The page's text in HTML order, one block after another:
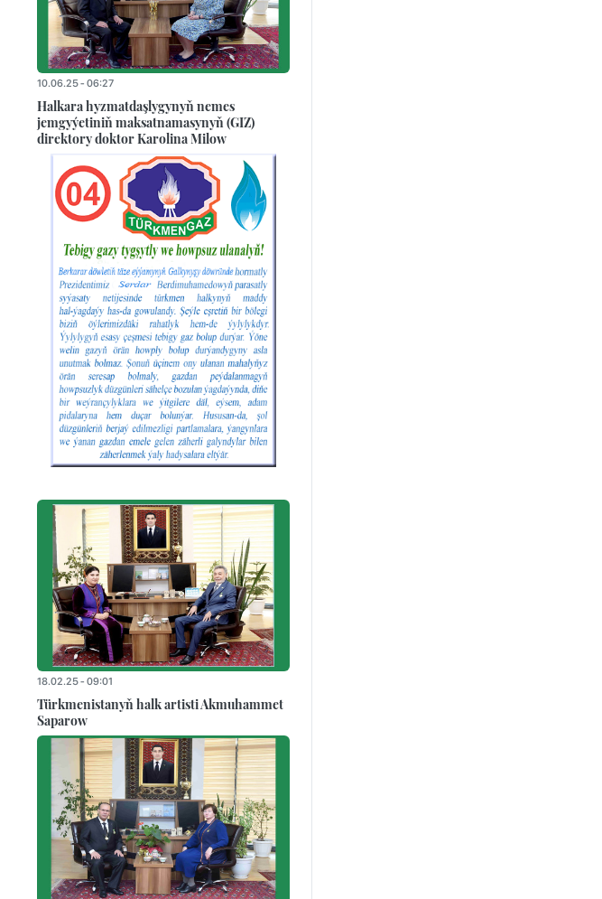
10.06.25 - 06:27
Halkara hyzmatdaşlygynyň nemes
jemgyýetiniň maksatnamasynyň (GIZ)
direktory doktor Karolina Milow
18.02.25 - 09:01
Türkmenistanyň halk artisti Akmuhammet
Saparow